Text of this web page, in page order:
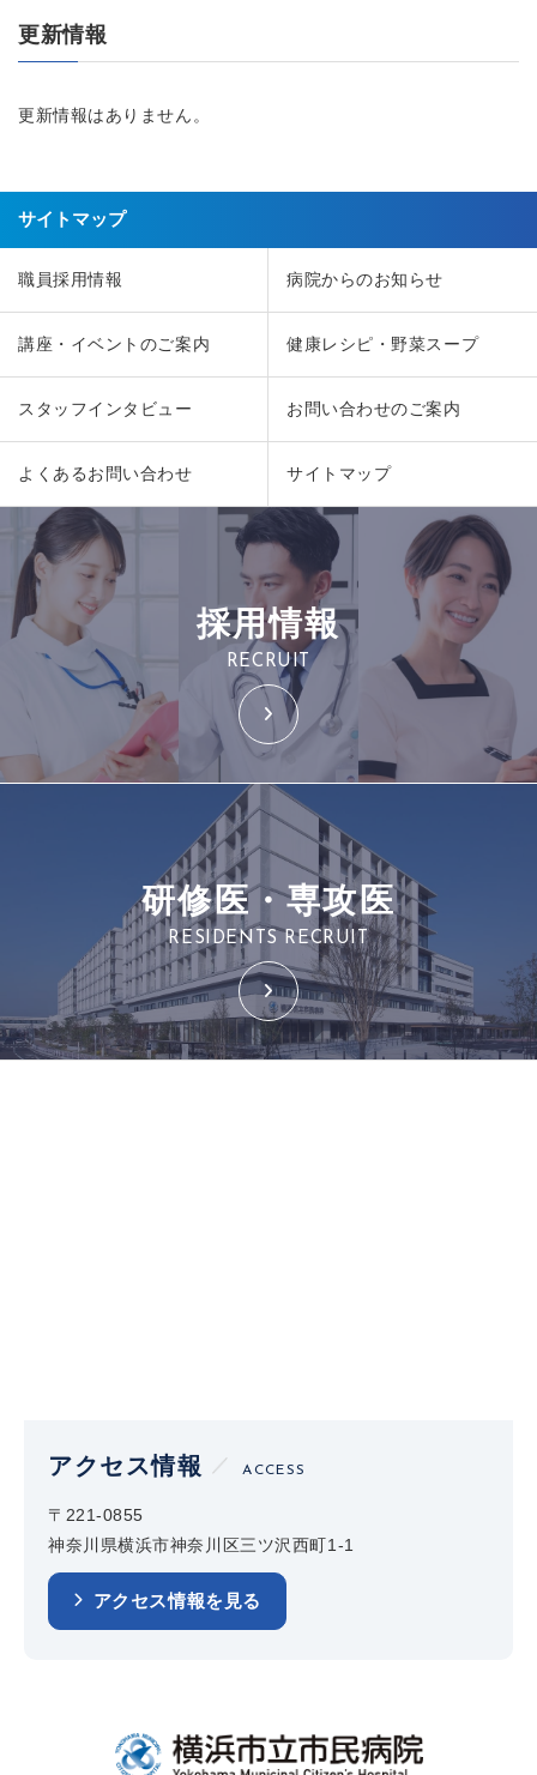
更新情報
更新情報はありません。
サイトマップ
職員採用情報 病院からのお知らせ
講座・イベントのご案内 健康レシピ・野菜スープ
スタッフインタビュー お問い合わせのご案内
よくあるお問い合わせ サイトマップ
採用情報
RECRUIT
研修医・専攻医
RESIDENTS RECRUIT
アクセス情報 ACCESS
〒221-0855
神奈川県横浜市神奈川区三ツ沢西町1-1
アクセス情報を見る